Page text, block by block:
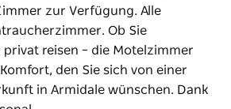
zur Verfügung. Alle
Ob Sie
reisen – die Motelzimmer
den Sie sich von einer
in Armidale wünschen. Dank